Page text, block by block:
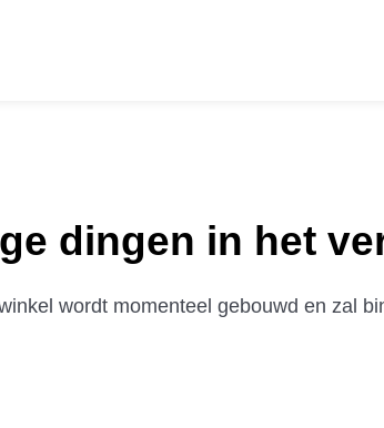
dingen in het
wordt momenteel gebouwd en zal